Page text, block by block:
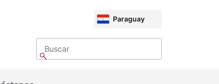
CHOOSE
MARKET
Paraguay
Buscar
Buscar